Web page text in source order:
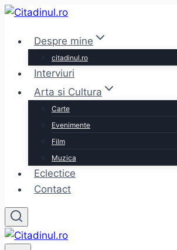
Skip
contentDespre mine
citadinul.ro
Interviuri
Arta si Cultura
Carte
Evenimente
Film
Muzica
Eclectice
Contact